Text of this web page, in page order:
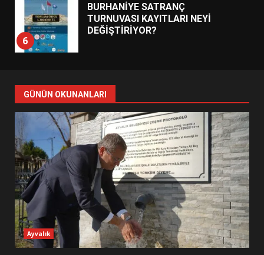
6
BURHANİYE SATRANÇ
TURNUVASI KAYITLARI NEYİ
DEĞİŞTİRİYOR?
7
YENİ YÖNETİM NASIL
ŞEKİLLENDİ?
1
AYVALIK SU MİRASI İÇİN
HAREKETE GEÇİYOR: GÖZLER
BULUŞMADA
ESA 2026’DA TÜRK BAHARATI
NEYİ TEMSİL ETTİ?
GÜNÜN OKUNANLARI
Ayvalık